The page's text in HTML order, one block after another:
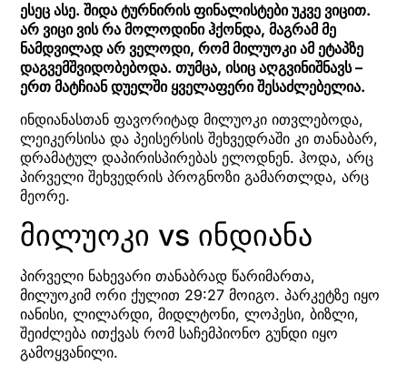
ესეც ასე. შიდა ტურნირის ფინალისტები უკვე ვიცით.
არ ვიცი ვის რა მოლოდინი ჰქონდა, მაგრამ მე
ნამდვილად არ ველოდი, რომ მილუოკი ამ ეტაპზე
დაგვემშვიდობებოდა. თუმცა, ისიც აღგვინიშნავს –
ერთ მატჩიან დუელში ყველაფერი შესაძლებელია.
ინდიანასთან ფავორიტად მილუოკი ითვლებოდა,
ლეიკერსისა და პეისერსის შეხვედრაში კი თანაბარ,
დრამატულ დაპირისპირებას ელოდნენ. ჰოდა, არც
პირველი შეხვედრის პროგნოზი გამართლდა, არც
მეორე.
მილუოკი vs ინდიანა
პირველი ნახევარი თანაბრად წარიმართა,
მილუოკიმ ორი ქულით 29:27 მოიგო. პარკეტზე იყო
იანისი, ლილარდი, მიდლტონი, ლოპესი, ბიზლი,
შეიძლება ითქვას რომ საჩემპიონო გუნდი იყო
გამოყვანილი.